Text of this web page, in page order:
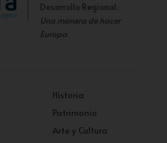
Desarrollo Regional.
Una manera de hacer
Europa.
Historia
Patrimonio
Arte y Cultura